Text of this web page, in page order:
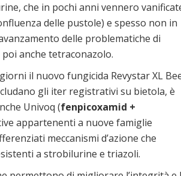
che in pochi anni vennero
delle pustole) e spesso non in
delle problematiche di
anche tetraconazolo.
il nuovo fungicida Revystar XL
gli iter registrativi su bietola, è
Univoq (fenpicoxamid +
appartenenti a nuove famiglie
meccanismi d’azione che
a strobilurine e triazoli.